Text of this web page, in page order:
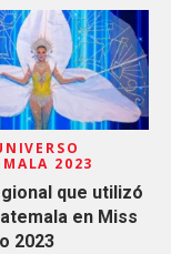
2023
que utilizó
en Miss
2023